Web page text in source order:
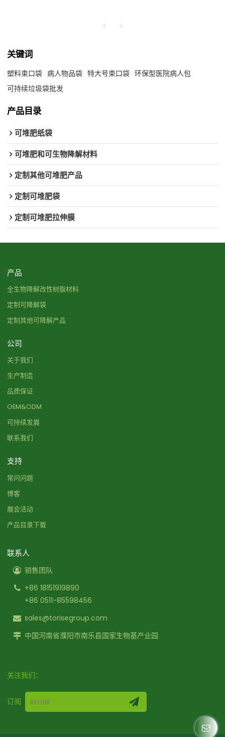
关键词
塑料束口袋 病人物品袋 特大号束口袋 环保型医院病人包
可持续垃圾袋批发
产品目录
可堆肥纸袋
可堆肥和可生物降解材料
定制其他可堆肥产品
定制可堆肥袋
定制可堆肥拉伸膜
产品
全生物降解改性树脂材料
定制可降解袋
定制其他可降解产品
公司
关于我们
生产制造
品质保证
OEM&ODM
可持续发展
联系我们
支持
常问问题
博客
展会活动
产品目录下载
联系人
销售团队
+86 18151919890
+86 0511-85598456
sales@torisegroup.com
中国河南省濮阳市南乐县国家生物基产业园
关注我们：
订阅